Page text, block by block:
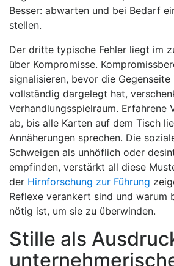
Besser: abwarten und bei Bedarf
stellen.
Der dritte typische Fehler liegt im
über Kompromisse.
signalisieren, bevor die
vollständig dargelegt hat,
Verhandlungsspielraum. Erfahrene
ab, bis alle Karten auf dem Tisch
Annäherungen sprechen. Die
Schweigen als unhöflich oder
empfinden, verstärkt all diese
der Hirnforschung zur Führung
Reflexe verankert sind und warum
nötig ist, um sie zu überwinden.
Stille als